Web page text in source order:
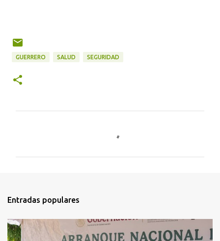
GUERRERO SALUD SEGURIDAD
t
r
i
Entradas populares